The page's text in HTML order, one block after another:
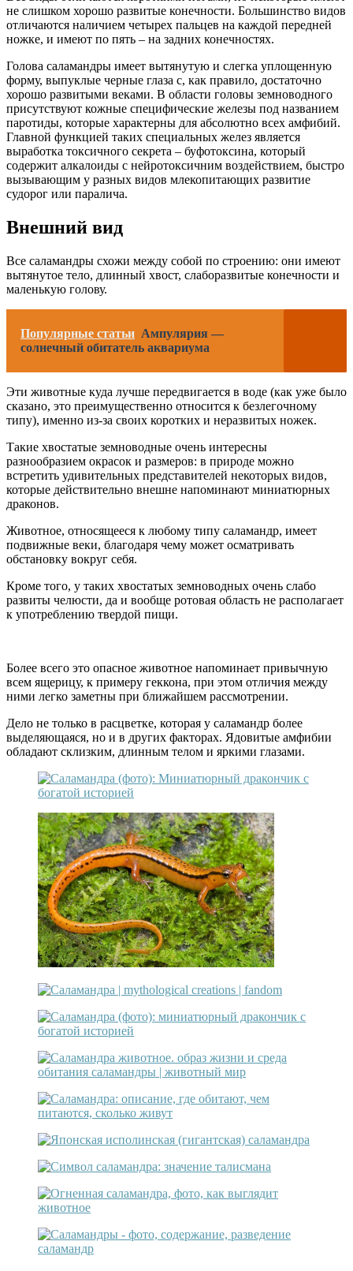
не слишком хорошо развитые конечности. Большинство видов
отличаются наличием четырех пальцев на каждой передней
ножке, и имеют по пять – на задних конечностях.
Голова саламандры имеет вытянутую и слегка уплощенную
форму, выпуклые черные глаза с, как правило, достаточно
хорошо развитыми веками. В области головы земноводного
присутствуют кожные специфические железы под названием
паротиды, которые характерны для абсолютно всех амфибий.
Главной функцией таких специальных желез является
выработка токсичного секрета – буфотоксина, который
содержит алкалоиды с нейротоксичним воздействием, быстро
вызывающим у разных видов млекопитающих развитие
судорог или паралича.
Внешний вид
Все саламандры схожи между собой по строению: они имеют
вытянутое тело, длинный хвост, слаборазвитые конечности и
маленькую голову.
Популярные статьи Ампулярия —
солнечный обитатель аквариума
Эти животные куда лучше передвигается в воде (как уже было
сказано, это преимущественно относится к безлегочному
типу), именно из-за своих коротких и неразвитых ножек.
Такие хвостатые земноводные очень интересны
разнообразием окрасок и размеров: в природе можно
встретить удивительных представителей некоторых видов,
которые действительно внешне напоминают миниатюрных
драконов.
Животное, относящееся к любому типу саламандр, имеет
подвижные веки, благодаря чему может осматривать
обстановку вокруг себя.
Кроме того, у таких хвостатых земноводных очень слабо
развиты челюсти, да и вообще ротовая область не располагает
к употреблению твердой пищи.
Более всего это опасное животное напоминает привычную
всем ящерицу, к примеру геккона, при этом отличия между
ними легко заметны при ближайшем рассмотрении.
Дело не только в расцветке, которая у саламандр более
выделяющаяся, но и в других факторах. Ядовитые амфибии
обладают склизким, длинным телом и яркими глазами.